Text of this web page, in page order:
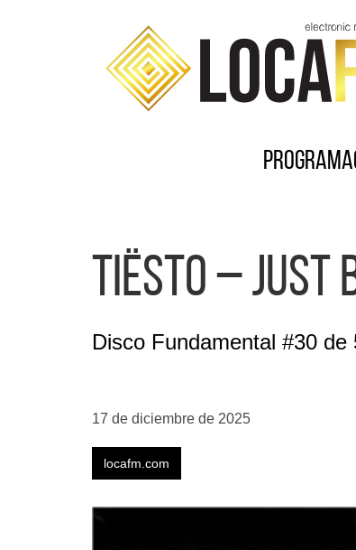
TIËSTO – Just
Disco Fundamental #30
17 de diciembre de 2025
locafm.com